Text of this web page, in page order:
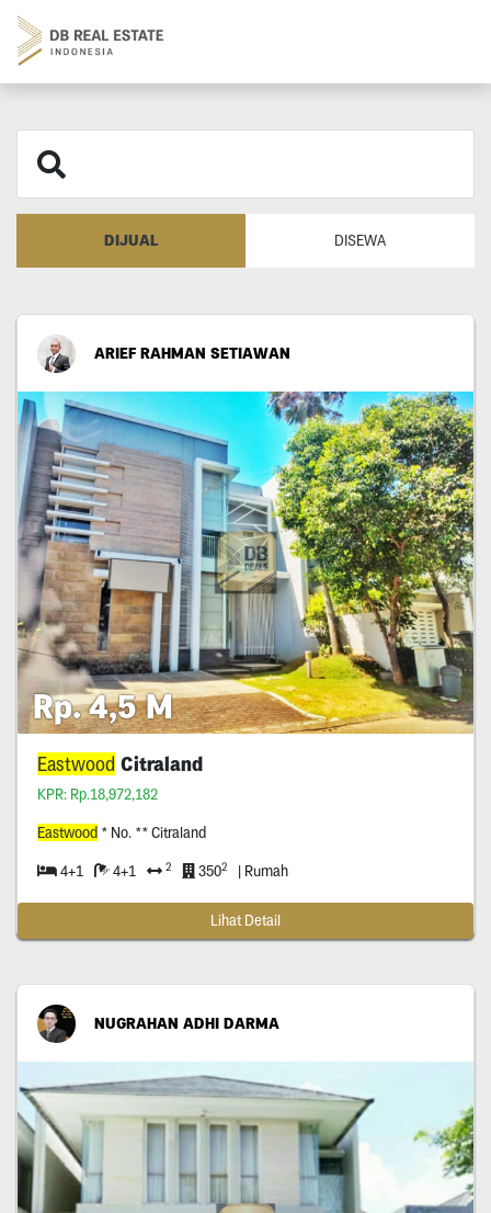
DIJUAL DISEWA
ARIEF RAHMAN SETIAWAN
Rp. 4,5 M
Eastwood Citraland
KPR: Rp.18,972,182
Eastwood * No. ** Citraland
4+1 4+1 2 3502 | Rumah
Lihat Detail
NUGRAHAN ADHI DARMA